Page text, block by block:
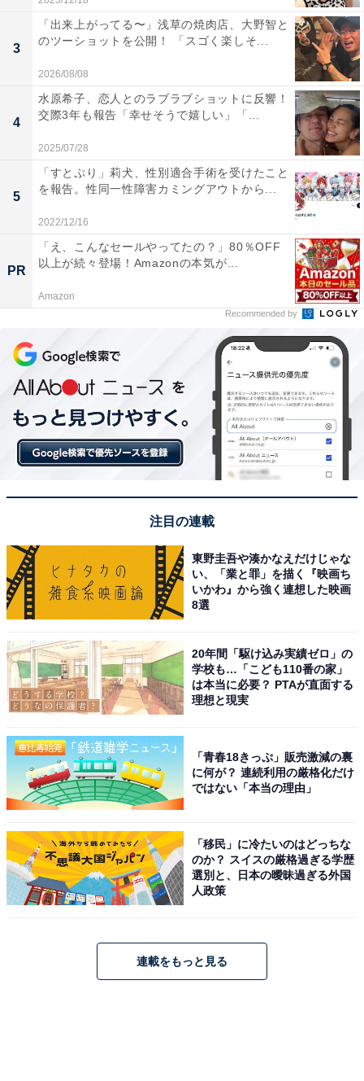
3
「出来上がってる〜」浅草の焼肉店、大野智と
のツーショットを公開！ 「スゴく楽しそ...
2026/08/08
4
水原希子、恋人とのラブラブショットに反響！
交際3年も報告「幸せそうで嬉しい」「...
2025/07/28
5
「すとぷり」莉犬、性別適合手術を受けたこと
を報告。性同一性障害カミングアウトから...
2022/12/16
PR
「え、こんなセールやってたの？」80％OFF
以上が続々登場！Amazonの本気が...
Amazon
Recommended by
注目の連載
東野圭吾や湊かなえだけじゃな
い、「業と罪」を描く『映画ち
いかわ』から強く連想した映画
8選
20年間「駆け込み実績ゼロ」の
学校も…「こども110番の家」
は本当に必要？ PTAが直面する
理想と現実
「青春18きっぷ」販売激減の裏
に何が？ 連続利用の厳格化だけ
ではない「本当の理由」
「移民」に冷たいのはどっちな
のか？ スイスの厳格過ぎる学歴
選別と、日本の曖昧過ぎる外国
人政策
連載をもっと見る